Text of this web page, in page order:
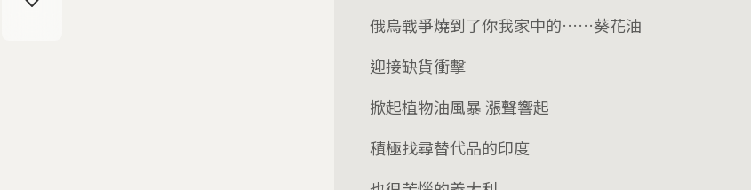
俄烏戰爭燒到了你我家中的……葵花油
迎接缺貨衝擊
掀起植物油風暴 漲聲響起
積極找尋替代品的印度